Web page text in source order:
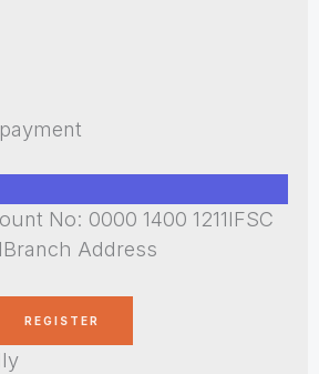
No: 0000 1400 1211IFSC
Address